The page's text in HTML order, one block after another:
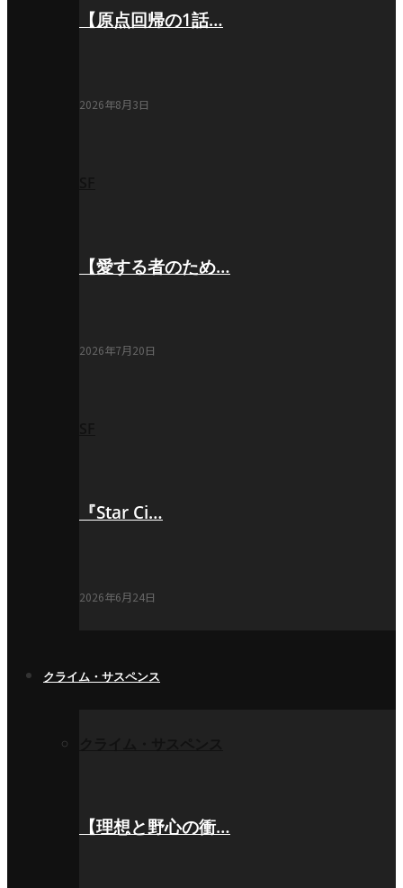
【原点回帰の1話…
2026年8月3日
【愛する者のため…
2026年7月20日
『Star Ci…
2026年6月24日
クライム・サスペンス
【理想と野心の衝…